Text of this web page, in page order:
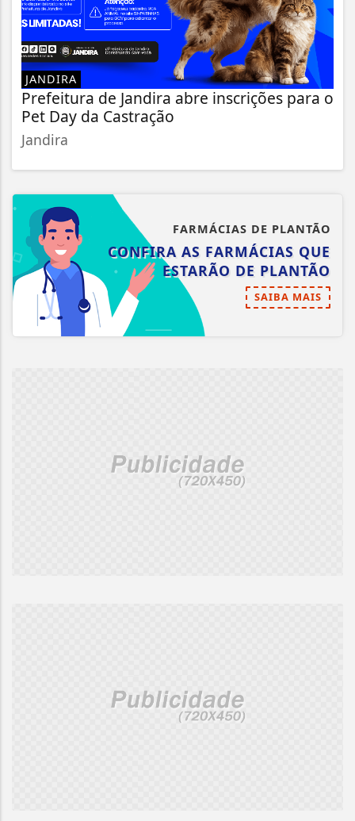
JANDIRA
Prefeitura de Jandira abre inscrições para o
Pet Day da Castração
Jandira
FARMÁCIAS DE PLANTÃO
CONFIRA AS FARMÁCIAS QUE
ESTARÃO DE PLANTÃO
SAIBA MAIS